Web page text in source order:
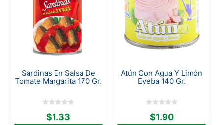
Sardinas En Salsa De
Tomate Margarita 170 Gr.
$1.33
Atún Con Agua Y Limón
Eveba 140 Gr.
$1.90